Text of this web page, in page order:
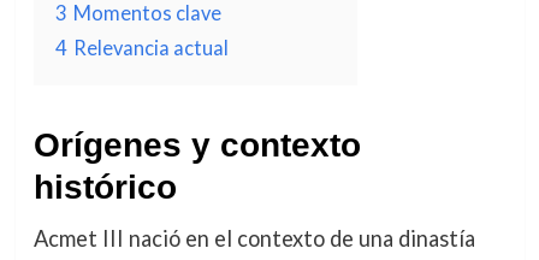
3 Momentos clave
4 Relevancia actual
Orígenes y contexto
histórico
Acmet III nació en el contexto de una dinastía